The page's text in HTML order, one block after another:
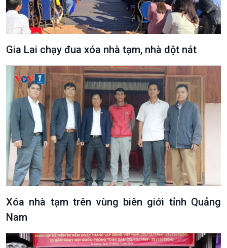
Tin Đời sống & Xã hội
360 độ Sức khỏe
Chuyển đổi Xanh
Chuyên gia của bạn
Xã hội chuyển động
Bước chân đến trường
Tin Khoa học & Công nghệ
Kết nối công nghệ
Sống chung với biến đổi
Gia Lai chạy đua xóa nhà tạm, nhà dột nát
Xóa nhà tạm trên vùng biên giới tỉnh Quảng
Nam